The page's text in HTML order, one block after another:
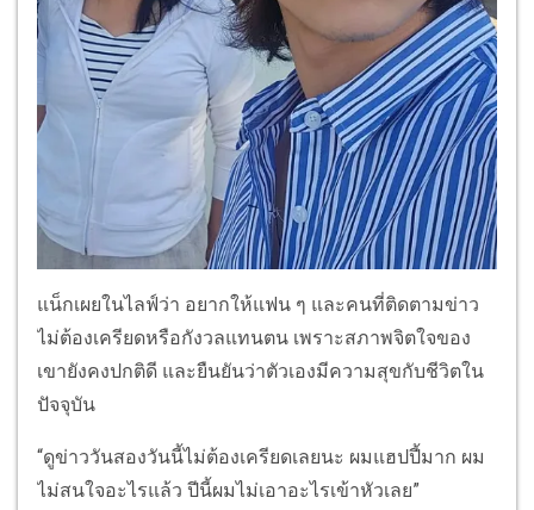
แน็กเผยในไลฟ์ว่า อยากให้แฟน ๆ และคนที่ติดตามข่าว
ไม่ต้องเครียดหรือกังวลแทนตน เพราะสภาพจิตใจของ
เขายังคงปกติดี และยืนยันว่าตัวเองมีความสุขกับชีวิตใน
ปัจจุบัน
“ดูข่าววันสองวันนี้ไม่ต้องเครียดเลยนะ ผมแฮปปี้มาก ผม
ไม่สนใจอะไรแล้ว ปีนี้ผมไม่เอาอะไรเข้าหัวเลย”